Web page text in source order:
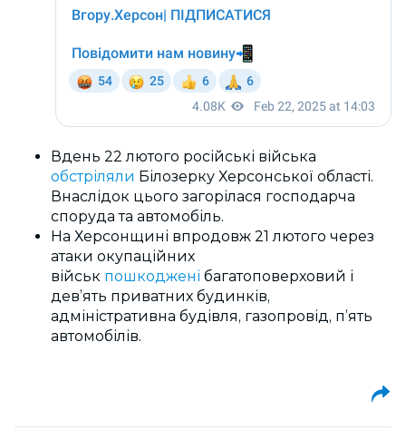
Вдень 22 лютого російські війська
обстріляли Білозерку Херсонської області.
Внаслідок цього загорілася господарча
споруда та автомобіль.
На Херсонщині впродовж 21 лютого через
атаки окупаційних
військ пошкоджені багатоповерховий і
дев’ять приватних будинків,
адміністративна будівля, газопровід, п’ять
автомобілів.